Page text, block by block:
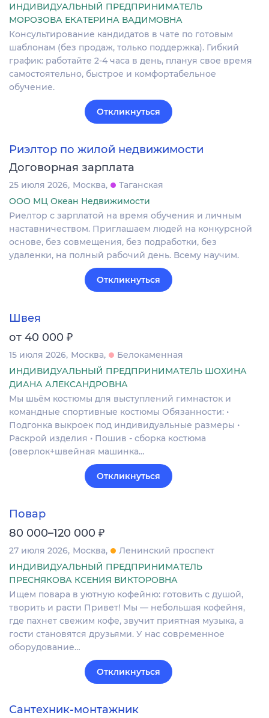
ИНДИВИДУАЛЬНЫЙ ПРЕДПРИНИМАТЕЛЬ
МОРОЗОВА ЕКАТЕРИНА ВАДИМОВНА
Консультирование кандидатов в чате по готовым
шаблонам (без продаж, только поддержка). Гибкий
график: работайте 2-4 часа в день, плануя свое время
самостоятельно, быстрое и комфортабельное
обучение.
Откликнуться
Риэлтор по жилой недвижимости
Договорная зарплата
25 июля 2026 Москва
Таганская
ООО МЦ Океан Недвижимости
Риелтор с зарплатой на время обучения и личным
наставничеством. Приглашаем людей на конкурсной
основе, без совмещения, без подработки, без
удаленки, на полный рабочий день. Всему научим.
Откликнуться
Швея
от 40 000 ₽
15 июля 2026 Москва
Белокаменная
ИНДИВИДУАЛЬНЫЙ ПРЕДПРИНИМАТЕЛЬ ШОХИНА
ДИАНА АЛЕКСАНДРОВНА
Мы шьём костюмы для выступлений гимнасток и
командные спортивные костюмы Обязанности: •
Подгонка выкроек под индивидуальные размеры •
Раскрой изделия • Пошив - сборка костюма
(оверлок+швейная машинка…
Откликнуться
Повар
80 000–120 000 ₽
27 июля 2026 Москва
Ленинский проспект
ИНДИВИДУАЛЬНЫЙ ПРЕДПРИНИМАТЕЛЬ
ПРЕСНЯКОВА КСЕНИЯ ВИКТОРОВНА
Ищем повара в уютную кофейню: готовить с душой,
творить и расти Привет! Мы — небольшая кофейня,
где пахнет свежим кофе, звучит приятная музыка, а
гости становятся друзьями. У нас современное
оборудование…
Откликнуться
Сантехник-монтажник